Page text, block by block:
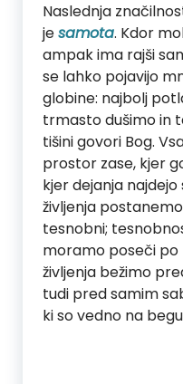
Naslednja
jesamota. Kdor
ampak ima rajši
se lahko pojavijo
globine: najbolj
trmasto dušimo in
tišini govori Bog.
prostor zase, kjer
kjer dejanja
življenja
tesnobni;
moramo poseči po
življenja bežimo
tudi pred samim
ki so vedno na